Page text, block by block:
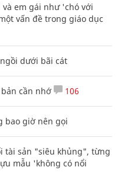
em gái như 'chó với
vấn đề trong giáo dục
dưới bãi cát
cần nhớ 106
bao giờ nên gọi
tài sản "siêu khủng", từng
mẫu 'không có nổi